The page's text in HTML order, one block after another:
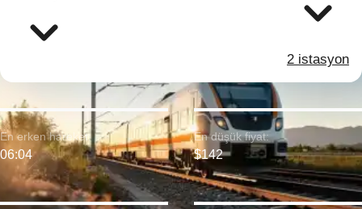
2 istasyon
En erken hareket:
06:04
En düşük fiyat:
$142